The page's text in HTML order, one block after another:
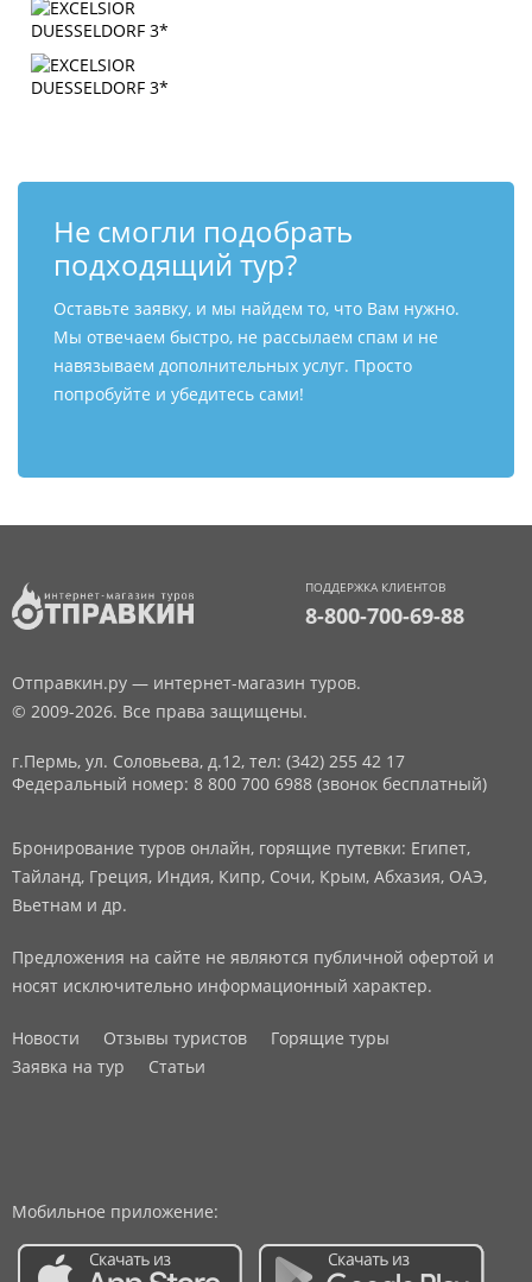
Не смогли подобрать
подходящий тур?
Оставьте заявку, и мы найдем то, что Вам нужно.
Мы отвечаем быстро, не рассылаем спам и не
навязываем дополнительных услуг. Просто
попробуйте и убедитесь сами!
ПОДДЕРЖКА КЛИЕНТОВ
8-800-700-69-88
Отправкин.ру — интернет-магазин туров.
© 2009-2026. Все права защищены.
г.Пермь, ул. Соловьева, д.12, тел: (342) 255 42 17
Федеральный номер: 8 800 700 6988 (звонок бесплатный)
Бронирование туров онлайн, горящие путевки: Египет,
Тайланд, Греция, Индия, Кипр, Сочи, Крым, Абхазия, ОАЭ,
Вьетнам и др.
Предложения на сайте не являются публичной офертой и
носят исключительно информационный характер.
Новости Отзывы туристов
Горящие туры
Заявка на тур
Статьи
Мобильное приложение: